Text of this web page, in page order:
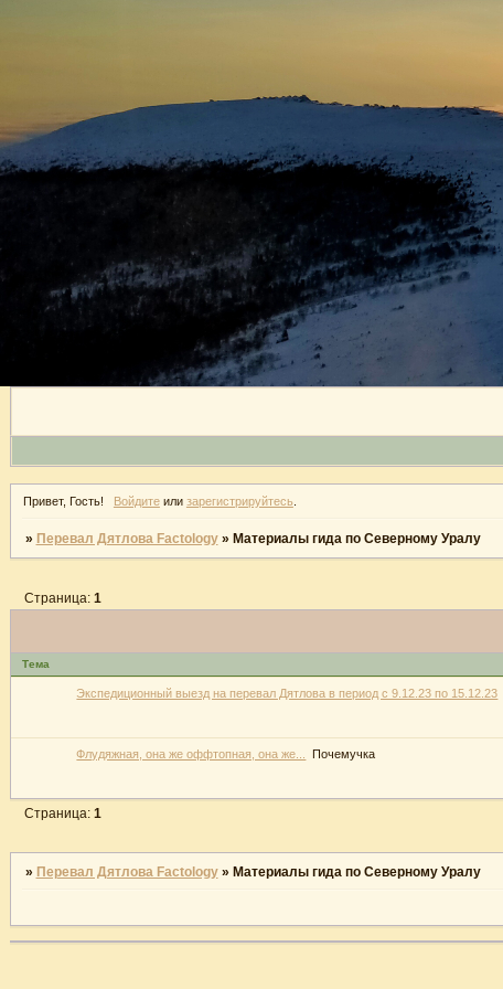
Привет, Гость! Войдитеили зарегистрируйтесь.
» Перевал Дятлова Factology » Материалы гида по Северному Уралу
Страница: 1
Тема
Экспедиционный выезд на перевал Дятлова в период с 9.12.23 по 15.12.23
Флудяжная, она же оффтопная, она же...
Почемучка
Страница: 1
» Перевал Дятлова Factology » Материалы гида по Северному Уралу